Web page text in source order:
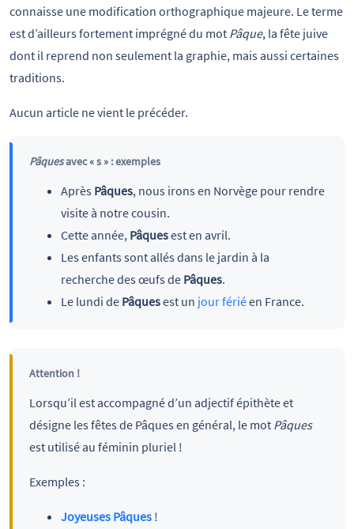
connaisse une modification orthographique majeure. Le terme
est d’ailleurs fortement imprégné du mot Pâque, la fête juive
dont il reprend non seulement la graphie, mais aussi certaines
traditions.
Aucun article ne vient le précéder.
Pâquesavec « s » : exemples
Après Pâques, nous irons en Norvège pour rendre
visite à notre cousin.
Cette année, Pâquesest en avril.
Les enfants sont allés dans le jardin à la
recherche des œufs de Pâques.
Le lundi de Pâquesest un jour fériéen France.
Attention !
Lorsqu’il est accompagné d’un adjectif épithète et
désigne les fêtes de Pâques en général, le mot Pâques
est utilisé au féminin pluriel !
Exemples :
Joyeuses Pâques!